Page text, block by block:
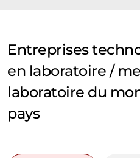
Entreprises
en laboratoire /
laboratoire du
pays